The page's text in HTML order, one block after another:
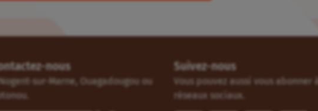
nous
sur-Marne, Ouagadougou ou
Suivez-nous
Vous pouvez aussi vous abonner
réseaux sociaux.